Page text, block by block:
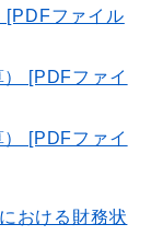
[PDFファイル
[PDFファイ
[PDFファイ
おける財務状